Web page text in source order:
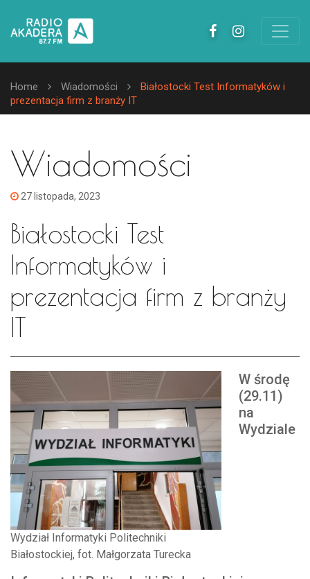
Home Wiadomości
Białostocki Test Informatyków i
prezentacja firm z branży IT
Wiadomości
27 listopada, 2023
Białostocki Test
Informatyków i
prezentacja firm z branży
IT
Wydział Informatyki Politechniki
Białostockiej, fot. Małgorzata Turecka
W środę
(29.11)
na
Wydziale